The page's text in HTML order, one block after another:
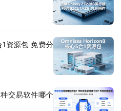
资源包 免费分
交易软件哪个